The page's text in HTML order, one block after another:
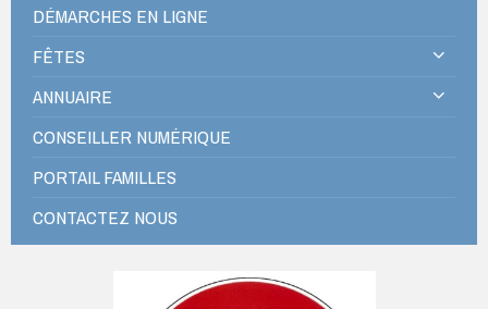
DÉMARCHES EN LIGNE
FÊTES
ANNUAIRE
CONSEILLER NUMÉRIQUE
PORTAIL FAMILLES
CONTACTEZ NOUS